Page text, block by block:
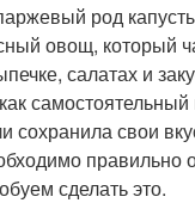
род
овощ, который
салатах и
сохранила свои
правильно
сделать это.